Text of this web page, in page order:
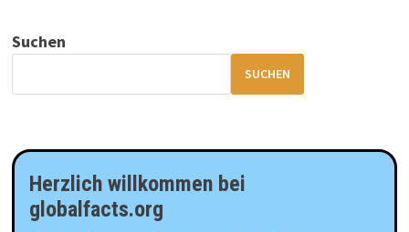
Suchen
SUCHEN
Herzlich willkommen bei
globalfacts.org